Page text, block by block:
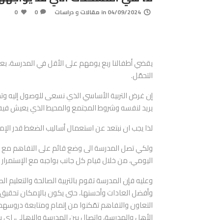
04/09/2024
in مقالات و دراسات 0
0
يقضي أطفالنا ربع يومهم على الأقل في المدرسة،
التحمّل.
إن غرض التربية الأساسي الذي نسعى للوصول إليه
يريد لنفسه وشروط المجتمع والمحيط الذي يعيش
لذا يجب ان نبتعد عن استعمال أساليب الضغط قدر
ولكي تصل المدرسة الى وضع قائم على التفاهم مع
اليومي، من خلال قيام كل جانب بواجبه مع
وعليه فإن المدرسة تقوم بالتربية الصالحة
وأفضل العادات وأحسنها، حتى يكون بالإمكان
التعاون والتفاهم تمّكنوا من إتمام ومتابعة